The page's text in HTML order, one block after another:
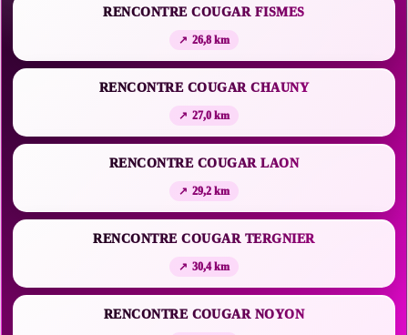
RENCONTRE COUGAR FISMES
26,8 km
RENCONTRE COUGAR CHAUNY
27,0 km
RENCONTRE COUGAR LAON
29,2 km
RENCONTRE COUGAR TERGNIER
30,4 km
RENCONTRE COUGAR NOYON